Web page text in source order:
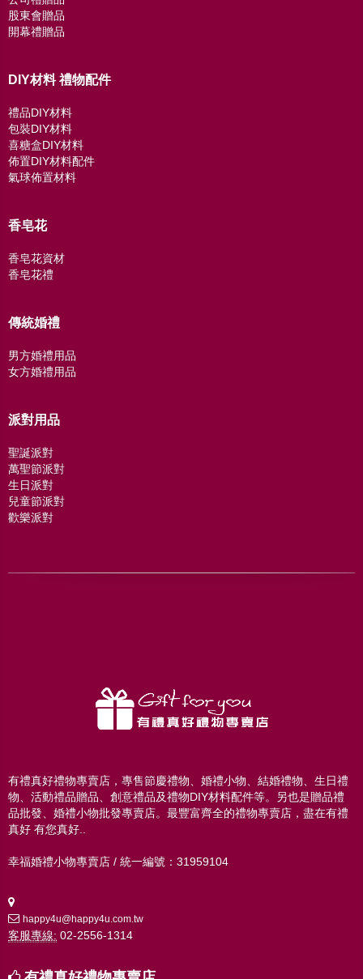
股東會贈品
開幕禮贈品
DIY材料 禮物配件
禮品DIY材料
包裝DIY材料
喜糖盒DIY材料
佈置DIY材料配件
氣球佈置材料
香皂花
香皂花資材
香皂花禮
傳統婚禮
男方婚禮用品
女方婚禮用品
派對用品
聖誕派對
萬聖節派對
生日派對
兒童節派對
歡樂派對
有禮真好禮物專賣店，專售節慶禮物、婚禮小物、結婚禮物、生日禮
物、活動禮品贈品、創意禮品及禮物DIY材料配件等。另也是贈品禮
品批發、婚禮小物批發專賣店。最豐富齊全的禮物專賣店，盡在有禮
真好 有您真好..
幸福婚禮小物專賣店 / 統一編號：31959104
happy4u@happy4u.com.tw
客服專線: 02-2556-1314